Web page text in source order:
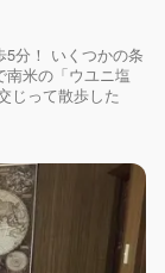
分！ いくつかの条
米の「ウユニ塩
じって散歩した